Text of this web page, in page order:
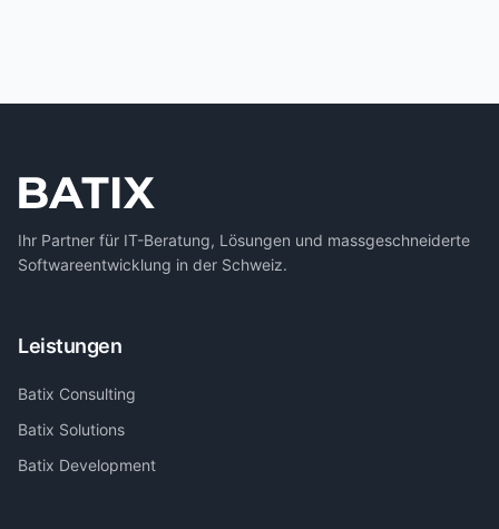
Ihr Partner für IT-Beratung, Lösungen und massgeschneiderte
Softwareentwicklung in der Schweiz.
Leistungen
Batix Consulting
Batix Solutions
Batix Development